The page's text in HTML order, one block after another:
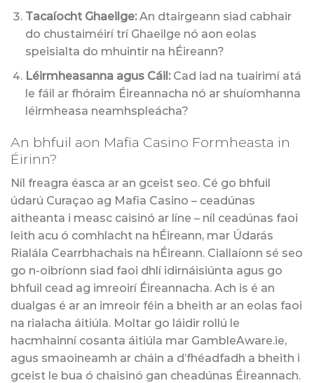
Tacaíocht Ghaeilge:An dtairgeann siad cabhair
do chustaiméirí trí Ghaeilge nó aon eolas
speisialta do mhuintir na hÉireann?
Léirmheasanna agus Cáil:Cad iad na tuairimí atá
le fáil ar fhóraim Éireannacha nó ar shuíomhanna
léirmheasa neamhspleácha?
An bhfuil aon Mafia Casino Formheasta in
Éirinn?
Níl freagra éasca ar an gceist seo. Cé go bhfuil
údarú Curaçao ag Mafia Casino – ceadúnas
aitheanta i measc caisinó ar líne – níl ceadúnas faoi
leith acu ó comhlacht na hÉireann, mar Údarás
Rialála Cearrbhachais na hÉireann. Ciallaíonn sé seo
go n-oibríonn siad faoi dhlí idirnáisiúnta agus go
bhfuil cead ag imreoirí Éireannacha. Ach is é an
dualgas é ar an imreoir féin a bheith ar an eolas faoi
na rialacha áitiúla. Moltar go láidir rollú le
hacmhainní cosanta áitiúla mar GambleAware.ie,
agus smaoineamh ar cháin a d’fhéadfadh a bheith i
gceist le bua ó chaisinó gan cheadúnas Éireannach.